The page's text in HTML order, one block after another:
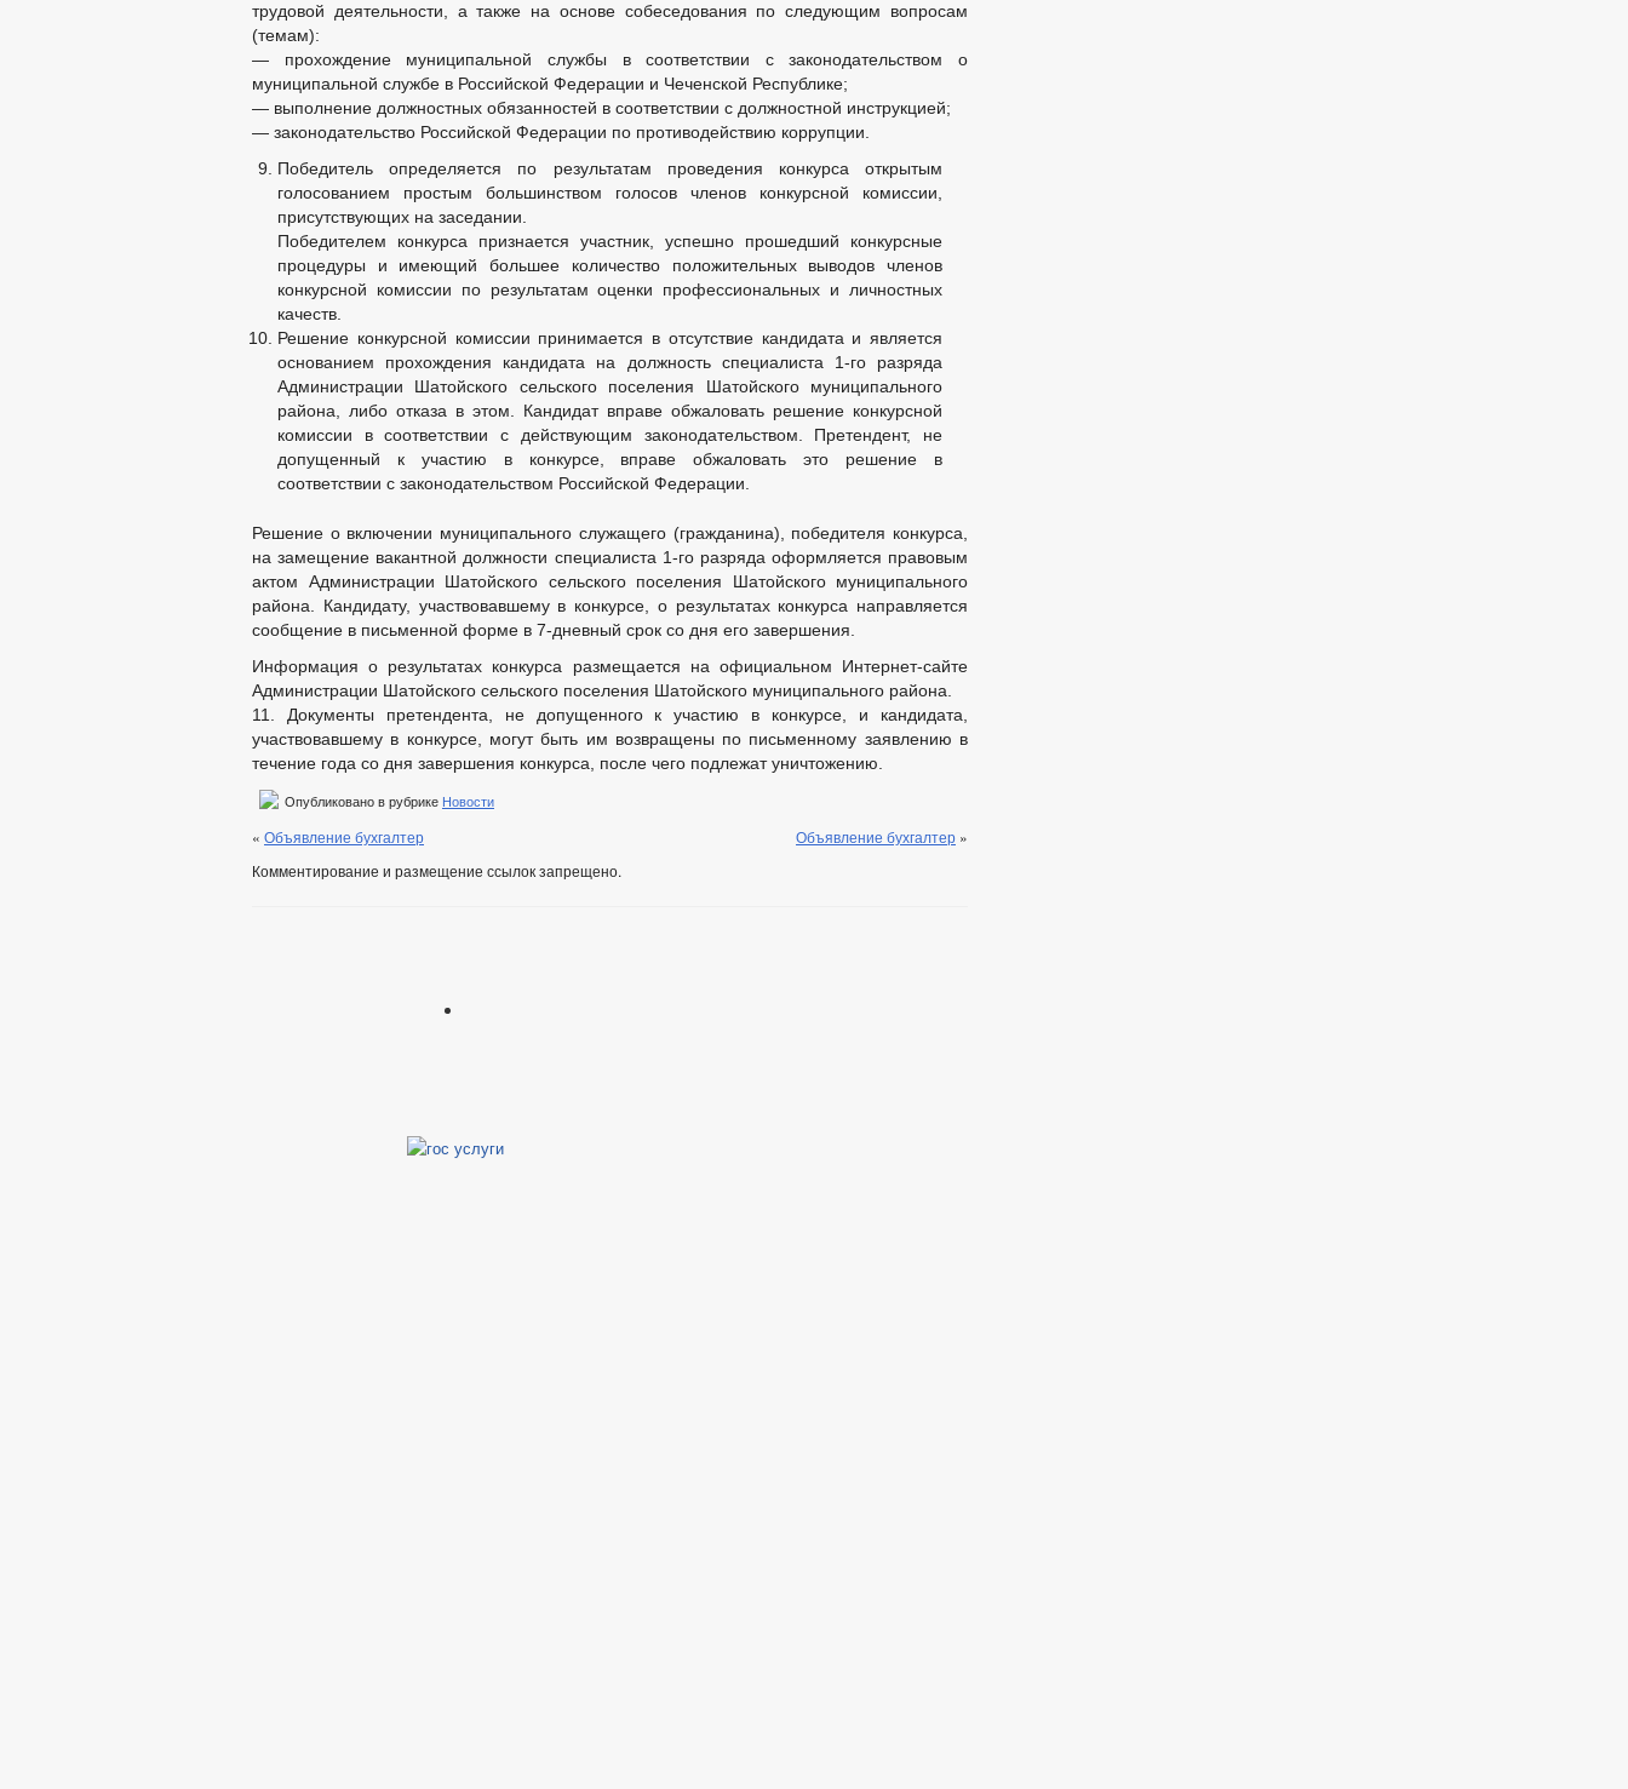
трудовой деятельности, а также на основе собеседования по следующим вопросам
(темам):
— прохождение муниципальной службы в соответствии с законодательством о
муниципальной службе в Российской Федерации и Чеченской Республике;
— выполнение должностных обязанностей в соответствии с должностной инструкцией;
— законодательство Российской Федерации по противодействию коррупции.
Победитель определяется по результатам проведения конкурса открытым
голосованием простым большинством голосов членов конкурсной комиссии,
присутствующих на заседании.
Победителем конкурса признается участник, успешно прошедший конкурсные
процедуры и имеющий большее количество положительных выводов членов
конкурсной комиссии по результатам оценки профессиональных и личностных
качеств.
Решение конкурсной комиссии принимается в отсутствие кандидата и является
основанием прохождения кандидата на должность специалиста 1-го разряда
Администрации Шатойского сельского поселения Шатойского муниципального
района, либо отказа в этом. Кандидат вправе обжаловать решение конкурсной
комиссии в соответствии с действующим законодательством. Претендент, не
допущенный к участию в конкурсе, вправе обжаловать это решение в
соответствии с законодательством Российской Федерации.
Решение о включении муниципального служащего (гражданина), победителя конкурса,
на замещение вакантной должности специалиста 1-го разряда оформляется правовым
актом Администрации Шатойского сельского поселения Шатойского муниципального
района. Кандидату, участвовавшему в конкурсе, о результатах конкурса направляется
сообщение в письменной форме в 7-дневный срок со дня его завершения.
Информация о результатах конкурса размещается на официальном Интернет-сайте
Администрации Шатойского сельского поселения Шатойского муниципального района.
11. Документы претендента, не допущенного к участию в конкурсе, и кандидата,
участвовавшему в конкурсе, могут быть им возвращены по письменному заявлению в
течение года со дня завершения конкурса, после чего подлежат уничтожению.
Опубликовано в рубрике Новости
« Объявление бухгалтер Объявление бухгалтер »
Комментирование и размещение ссылок запрещено.